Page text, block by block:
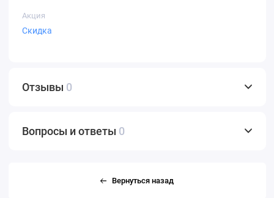
Акция
Скидка
Отзывы 0
Вопросы и ответы 0
Вернуться назад